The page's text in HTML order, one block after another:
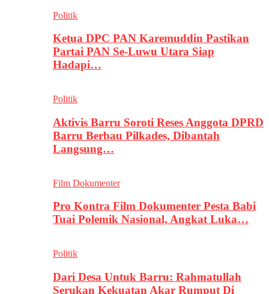
Politik
Ketua DPC PAN Karemuddin Pastikan
Partai PAN Se-Luwu Utara Siap
Hadapi…
Politik
Aktivis Barru Soroti Reses Anggota DPRD
Barru Berbau Pilkades, Dibantah
Langsung…
Film Dokumenter
Pro Kontra Film Dokumenter Pesta Babi
Tuai Polemik Nasional, Angkat Luka…
Politik
Dari Desa Untuk Barru: Rahmatullah
Serukan Kekuatan Akar Rumput Di